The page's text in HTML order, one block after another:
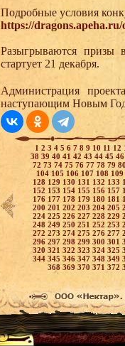
Подробные условия
https://
Разыгрываются призы
стартует 21 декабря.
Администрация
наступающим Новым
1 2 3 4 5 6 7 8 9 10 11 12
38 39 40 41 42 43 44 45 46
72 73 74 75 76 77 78 79 80
104 105 106 107 108 109
128 129 130 131 132 133
152 153 154 155 156 157
176 177 178 179 180 181
200 201 202 203 204 205
224 225 226 227 228 229
248 249 250 251 252 253
272 273 274 275 276 277
296 297 298 299 300 301
320 321 322 323 324 325
344 345 346 347 348 349
368 369 370 371 372